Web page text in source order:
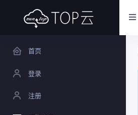
首页
登录
注册